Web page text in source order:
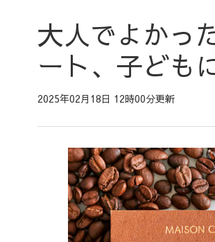
大人でよかっ
ート、子ども
2025年02月18日 12時00分更新